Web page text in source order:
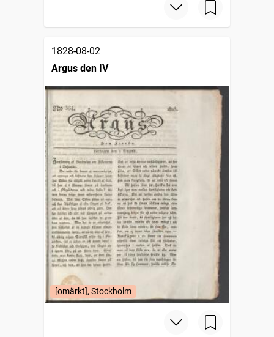
1828-08-02
Argus den IV
[omärkt], Stockholm